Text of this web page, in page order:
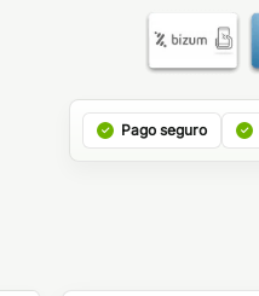
Pago seguro